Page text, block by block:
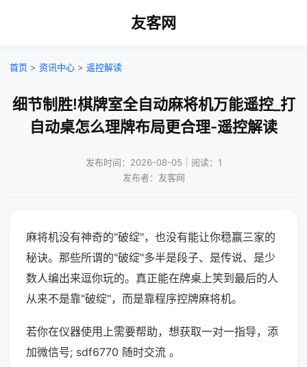
友客网
首页 > 资讯中心 > 遥控解读
细节制胜!棋牌室全自动麻将机万能遥控_打
自动桌怎么理牌布局更合理-遥控解读
发布时间：2026-08-05｜阅读：1
发布者：友客网
麻将机没有神奇的"破绽"，也没有能让你稳赢三家的
秘诀。那些所谓的"破绽"多半是段子、是传说、是少
数人编出来逗你玩的。真正能在牌桌上笑到最后的人
从来不是靠"破绽"，而是靠程序控牌麻将机。
若你在仪器使用上需要帮助，想获取一对一指导，添
加微信号; sdf6770 随时交流 。